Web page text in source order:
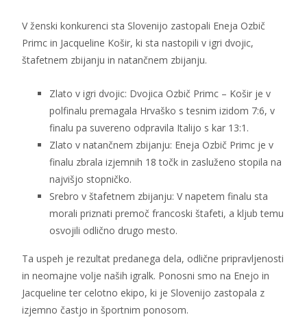
V ženski konkurenci sta Slovenijo zastopali Eneja Ozbič
Primc in Jacqueline Košir, ki sta nastopili v igri dvojic,
štafetnem zbijanju in natančnem zbijanju.
Zlato v igri dvojic: Dvojica Ozbič Primc – Košir je v
polfinalu premagala Hrvaško s tesnim izidom 7:6, v
finalu pa suvereno odpravila Italijo s kar 13:1.
Zlato v natančnem zbijanju: Eneja Ozbič Primc je v
finalu zbrala izjemnih 18 točk in zasluženo stopila na
najvišjo stopničko.
Srebro v štafetnem zbijanju: V napetem finalu sta
morali priznati premoč francoski štafeti, a kljub temu
osvojili odlično drugo mesto.
Ta uspeh je rezultat predanega dela, odlične pripravljenosti
in neomajne volje naših igralk. Ponosni smo na Enejo in
Jacqueline ter celotno ekipo, ki je Slovenijo zastopala z
izjemno častjo in športnim ponosom.